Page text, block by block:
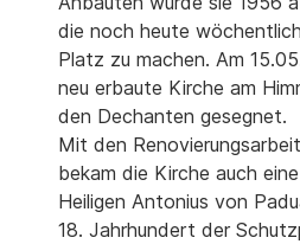
die noch heute
Platz zu machen. Am
neu erbaute Kirche am
den Dechanten gesegnet.
Mit den
bekam die Kirche auch
Heiligen Antonius von
18. Jahrhundert der